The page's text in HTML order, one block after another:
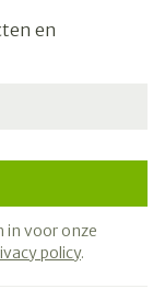
en
in voor onze
policy.